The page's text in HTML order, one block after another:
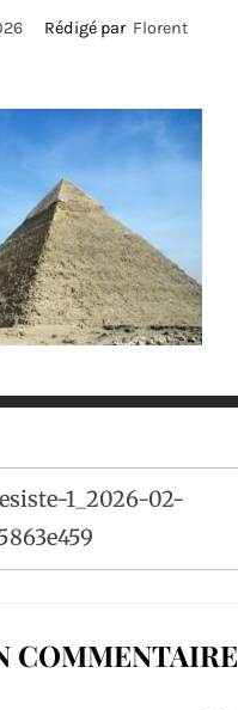
Rédigé par Florent
1_2026-02-
COMMENTAIRE